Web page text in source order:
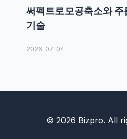
써펙트로모공축소와 주
기술
2026-07-04
© 2026 Bizpro. All